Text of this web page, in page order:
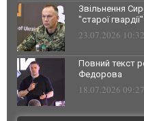
Звільнення
"старої
23.07.2026 10:32
Повний текст
Федорова
18.07.2026 09:27